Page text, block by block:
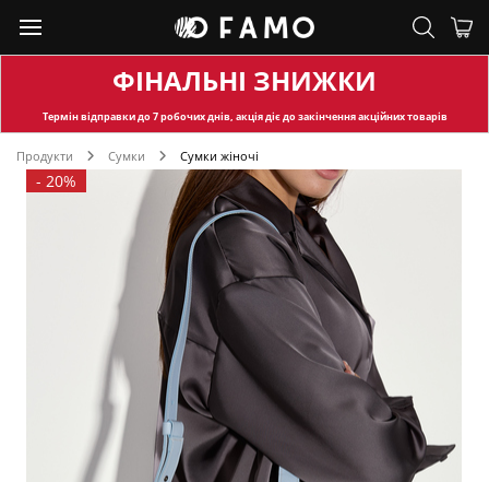
ФІНАЛЬНІ ЗНИЖКИ
Термін відправкидо 7 робочих днів, акція діє до закінчення акційних товарів
Продукти Сумки Сумки жіночі
- 20%